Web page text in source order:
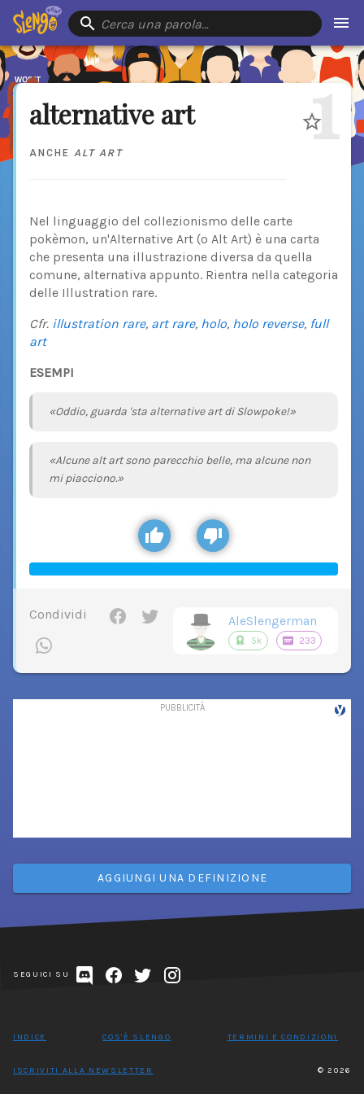
Cerca una parola…
alternative art
ANCHE ALT ART 1
Nel linguaggio del collezionismo delle carte
pokèmon, un'Alternative Art (o Alt Art) è una carta
che presenta una illustrazione diversa da quella
comune, alternativa appunto. Rientra nella categoria
delle Illustration rare.
Cfr. illustration rare, art rare, holo, holo reverse, full
art
ESEMPI
«Oddio, guarda 'sta alternative art di Slowpoke!»
«Alcune alt art sono parecchio belle, ma alcune non
mi piacciono.»
Condividi AleSlengerman
5k 233
AGGIUNGI UNA DEFINIZIONE
SEGUICI SU
INDICE COS'È SLENGO TERMINI E CONDIZIONI
ISCRIVITI ALLA NEWSLETTER © 2026